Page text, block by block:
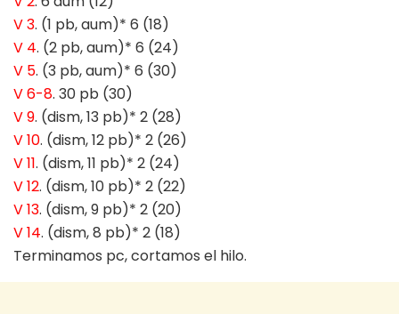
V 3. (1 pb, aum)* 6 (18)
V 4. (2 pb, aum)* 6 (24)
V 5. (3 pb, aum)* 6 (30)
V 6-8. 30 pb (30)
V 9. (dism, 13 pb)* 2 (28)
V 10. (dism, 12 pb)* 2 (26)
V 11. (dism, 11 pb)* 2 (24)
V 12. (dism, 10 pb)* 2 (22)
V 13. (dism, 9 pb)* 2 (20)
V 14. (dism, 8 pb)* 2 (18)
Terminamos pc, cortamos el hilo.